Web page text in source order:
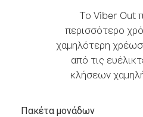
Το Viber Out
περισσότερο
χαμηλότερη
από τις
κλήσεων
Πακέτα μονάδων